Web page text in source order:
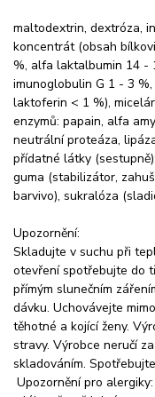
maltodextrin, dextróza,
koncentrát (obsah
%, alfa laktalbumin 14 -
imunoglobulin G 1 - 3
laktoferin < 1 %),
enzymů: papain, alfa
neutrální proteáza,
přídatné látky
guma (stabilizátor,
barvivo), sukralóza
Upozornění:
Skladujte v suchu při
otevření spotřebujte do
přímým slunečním
dávku. Uchovávejte
těhotné a kojící ženy.
stravy. Výrobce neručí
skladováním.
Upozornění pro